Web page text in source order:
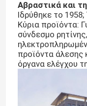
Αβραστικά και
Ιδρύθηκε το
Κύρια προϊόντα:
σύνδεσμο
προϊόντα άλεσης
όργανα ελέγχου